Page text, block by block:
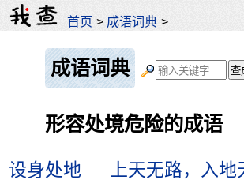
首页 > 成语词典 >
成语词典
形容处境危险的成语
设身处地
上天无路，入地